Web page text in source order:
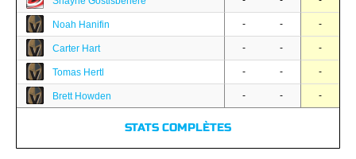
Noah Hanifin - - -
Carter Hart - - -
Tomas Hertl - - -
Brett Howden - - -
STATS COMPLÈTES